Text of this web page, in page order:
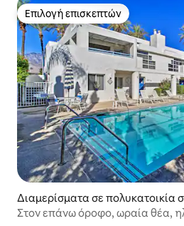
Επιλογή επισκεπτών
Επιλογή επισκεπτών
Διαμερίσματα σε πολυκατοικία
athedral City
Στον επάνω όροφο, ωραία θέα,